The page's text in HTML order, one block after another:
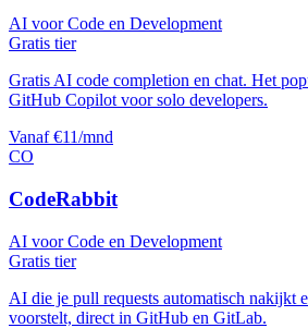
AI voor Code en Development
Gratis tier
Gratis AI code completion en chat. Het
GitHub Copilot voor solo developers.
Vanaf €11/mnd
CO
CodeRabbit
AI voor Code en Development
Gratis tier
AI die je pull requests automatisch nakijkt
voorstelt, direct in GitHub en GitLab.